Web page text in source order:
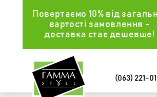
Повертаємо 10% від
вартості замовлення -
доставка стає дешевше!
(063) 221-
9762 грн